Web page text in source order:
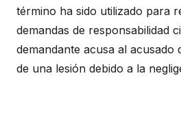
término ha sido utilizado para
demandas de responsabilidad
demandante acusa al acusado
de una lesión debido a la